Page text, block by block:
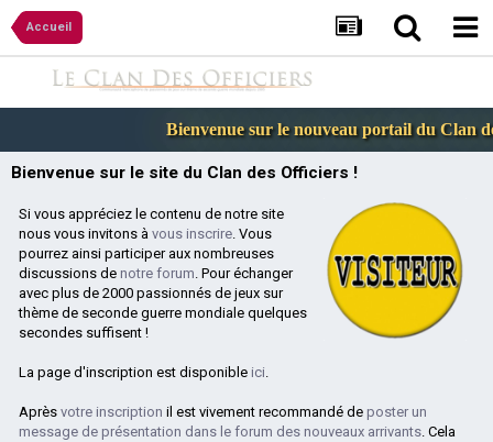
Accueil
Bienvenue sur le nouveau portail du Clan
Bienvenue sur le site du Clan des Officiers !
Si vous appréciez le contenu de notre site
nous vous invitons à vous inscrire. Vous
pourrez ainsi participer aux nombreuses
discussions de notre forum. Pour échanger
avec plus de 2000 passionnés de jeux sur
thème de seconde guerre mondiale quelques
secondes suffisent !
La page d'inscription est disponible ici.
Après votre inscription il est vivement recommandé de poster un
message de présentation dans le forum des nouveaux arrivants. Cela